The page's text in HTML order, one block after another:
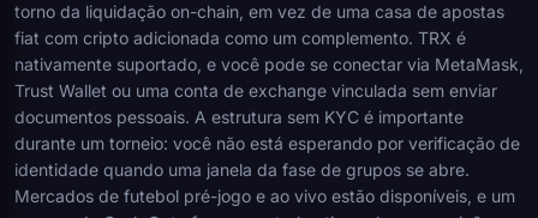
torno da liquidação on-chain, em vez de uma casa de apostas
fiat com cripto adicionada como um complemento. TRX é
nativamente suportado, e você pode se conectar via MetaMask,
Trust Wallet ou uma conta de exchange vinculada sem enviar
documentos pessoais. A estrutura sem KYC é importante
durante um torneio: você não está esperando por verificação de
identidade quando uma janela da fase de grupos se abre.
Mercados de futebol pré-jogo e ao vivo estão disponíveis, e um